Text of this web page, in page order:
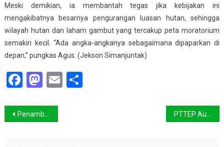
Meski demikian, ia membantah tegas jika kebijakan ini
mengakibatnya besarnya pengurangan luasan hutan, sehingga
wilayah hutan dan laham gambut yang tercakup peta moratorium
semakin kecil. “Ada angka-angkanya sebagaimana dipaparkan di
depan,” pungkas Agus. (Jekson Simanjuntak)
Facebook
Mastodon
EmailShare
Navigasi
Penambang Kumbung bertahan di tengah ancaman maut